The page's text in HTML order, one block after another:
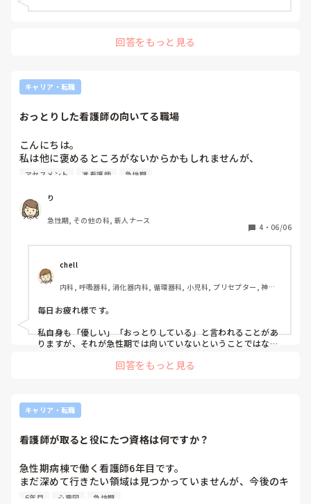
回答をもっと見る
キャリア・転職
おっとりした看護師の向いてる職場
こんにちは。
私は他に褒めるところがないからかもしれませんが、
優しいとよく言われます。
年齢も若くなくて体力や反応力も落ちてる上に
准看護師で知識もアセスメント力も弱いこともあると思いま
すが、
急性期病棟で働きながら、私は全然向いてない、足手まとい
だなと日々思っています。
人からおっとりとか優しいと言われる看護師さんは
どんなところで働いていますか？
働きやすい環境はありますか？
看護師自体向いてないのかもしれませんが、
アセスメント 准看護師 急性期
り
急性期, その他の科, 新人ナース
4 ・ 06/06
chell
内科, 呼吸器科, 消化器内科, 循環器科, 小児科, プリセプター, 神経
毎日お疲れ様です。
私自身も「優しい」「おっとりしている」と言われることがあ
りますが、それが急性期では向いていないということではない
せる看護師さんの存在はとても大きいです。
もしれません。でも、看護師に必要なのは速さだけではなく、
相手の話を聞く力や寄り添う力も大切な能力だと思います。
働く場所によって求められるものは違いますし、慢性期や回復
みが活かされることもあります。
「急性期が合わない＝看護師に向いていない」ではないと思い
ます。長く働いている中で、自分の強みが活かせる場所を探し
回答をもっと見る
キャリア・転職
看護師が取ると役にたつ資格は何ですか？
急性期病棟で働く看護師6年目です。
まだ深めて行きたい領域は見つかっていませんが、今後のキ
ャリアアップのために何か資格を取りたいと考えています。
6年目 心電図 急性期